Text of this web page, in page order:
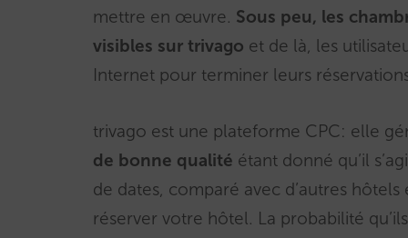
mettre en œuvre. Sous peu, les
visibles sur trivago et de là, les
Internet pour terminer leurs
trivago est une plateforme CPC: elle
de bonne qualité étant donné qu’il
de dates, comparé avec d’autres
réserver votre hôtel. La probabilité